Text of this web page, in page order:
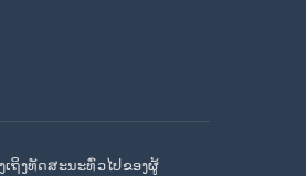
ຖິງທັດສະນະທົ່ວໄປຂອງຜູ້